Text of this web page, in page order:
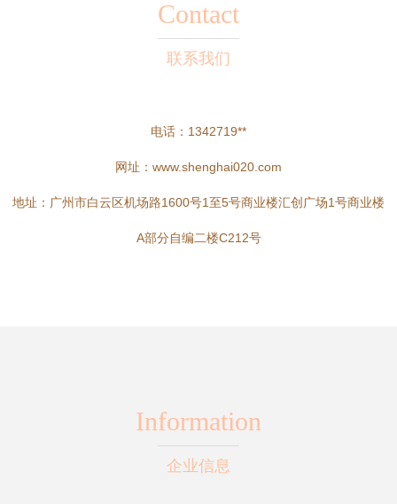
Contact
联系我们
电话：1342719**
网址： www.shenghai020.com
地址：广州市白云区机场路1600号1至5号商业楼汇创广场1号商业楼
A部分自编二楼C212号
Information
企业信息